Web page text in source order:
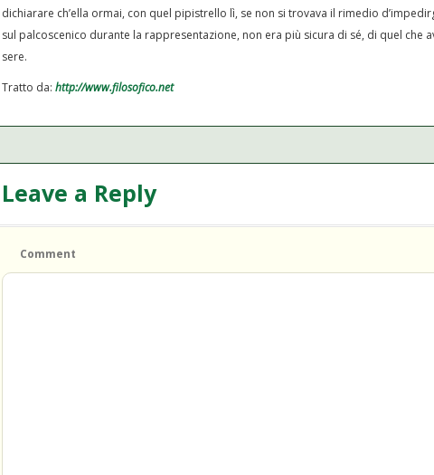
dichiarare ch’ella ormai, con quel pipistrello lì, se non si trovava il rimedio
sul palcoscenico durante la rappresentazione, non era più sicura di sé, di quel che
sere.
Tratto da: http://www.filosofico.net
Leave a Reply
Comment